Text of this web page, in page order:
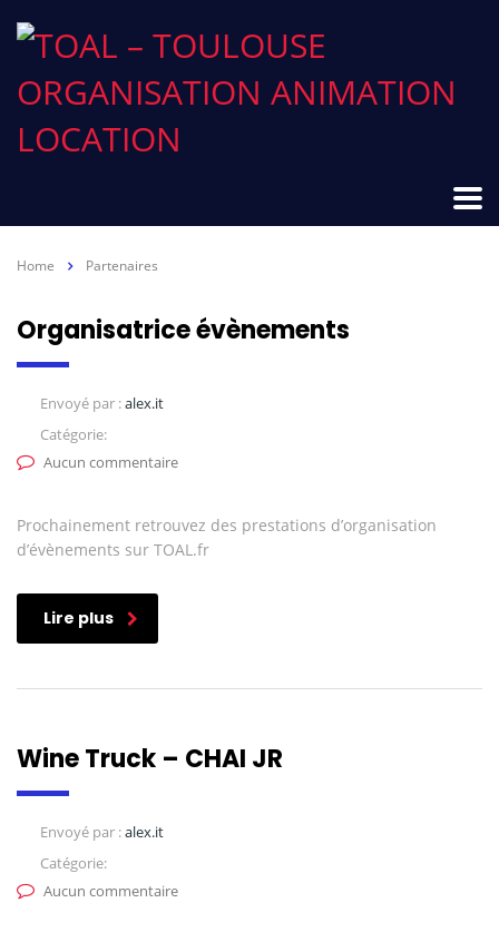
Home Partenaires
Organisatrice évènements
Envoyé par :alex.it
Catégorie:
Aucun commentaire
Prochainement retrouvez des prestations d’organisation
d’évènements sur TOAL.fr
Lire plus
Wine Truck – CHAI JR
Envoyé par :alex.it
Catégorie:
Aucun commentaire